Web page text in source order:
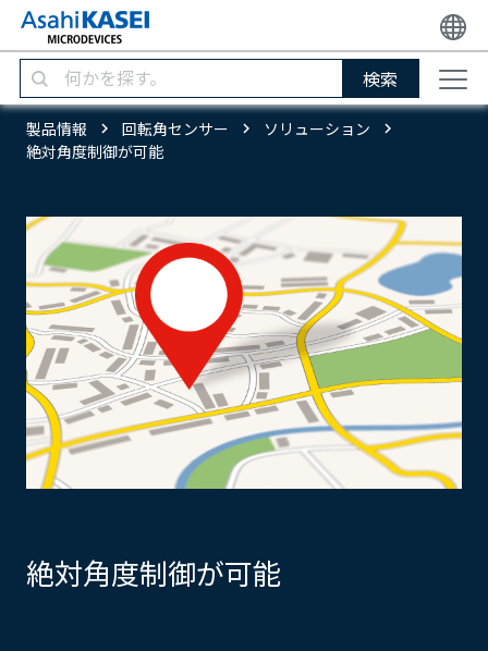
検索
製品情報 回転角センサー
ソリューション
絶対角度制御が可能
絶対角度制御が可能